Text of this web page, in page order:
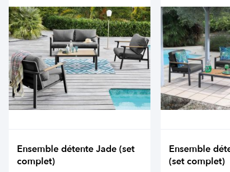
Ensemble détente Jade (set
complet)
Ensemble
(set complet)